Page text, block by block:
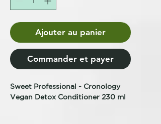
Ajouter au panier
Commander et payer
Sweet Professional - Cronology
Vegan Detox Conditioner 230 ml